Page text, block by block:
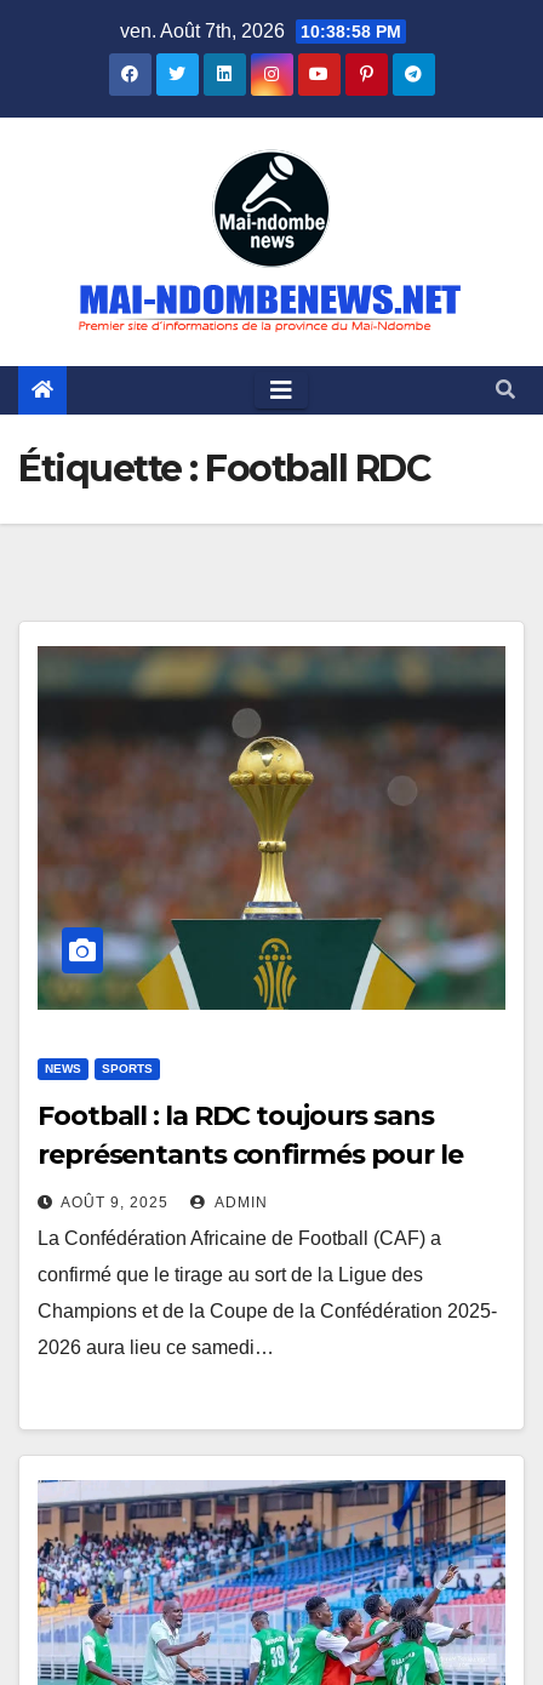
ven. Août 7th, 2026 10:38:59 PM
Étiquette : Football RDC
NEWS SPORTS
Football : la RDC toujours sans
représentants confirmés pour le
tirage de la CAF
AOÛT 9, 2025 ADMIN
La Confédération Africaine de Football (CAF) a
confirmé que le tirage au sort de la Ligue des
Champions et de la Coupe de la Confédération 2025-
2026 aura lieu ce samedi…